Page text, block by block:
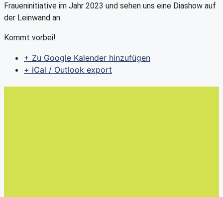
Fraueninitiative im Jahr 2023 und sehen uns eine Diashow auf
der Leinwand an.
Kommt vorbei!
+ Zu Google Kalender hinzufügen
+ iCal / Outlook export